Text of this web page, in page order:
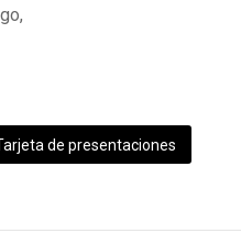
de presentaciones